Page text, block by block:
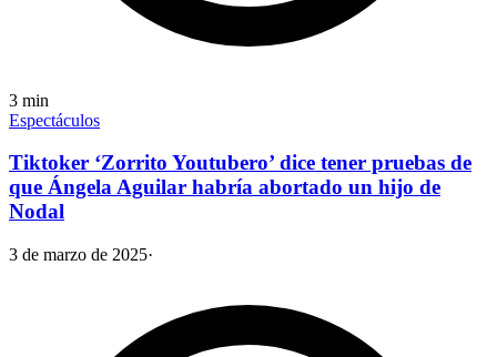
3 min
Espectáculos
Tiktoker ‘Zorrito Youtubero’ dice tener pruebas de
que Ángela Aguilar habría abortado un hijo de
Nodal
3 de marzo de 2025·